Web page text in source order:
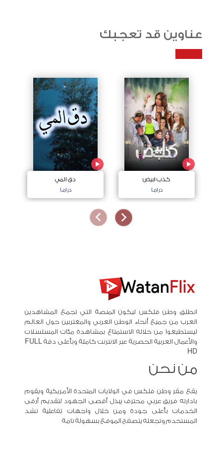
عناوين قد تعجبك
كذب ابيض
دراما
دق المي
دراما
انطلق وطن فلكس ليكون المنصة التي تجمع المشاهدين
العرب من جميع أنحاء الوطن العربي والمغتربين حول العالم
ليستطيعوا من خلاله الاستمتاع بمشاهدة مئات المسلسلات
والأعمال العربية الحصرية عبر الانترنت كاملة وبأعلى دقة FULL
HD
من نحن
يقع مقر وطن فلكس في الولايات المتحدة الأمريكية ويقوم
بادارته فريق عربي محترف يبذل أقصى الجهود لتقديم أرقى
الخدمات بأعلى جودة ومن خلال واجهات تفاعلية تشد
المستخدم وتجعله يتصفح الموقع بسهولة تامة